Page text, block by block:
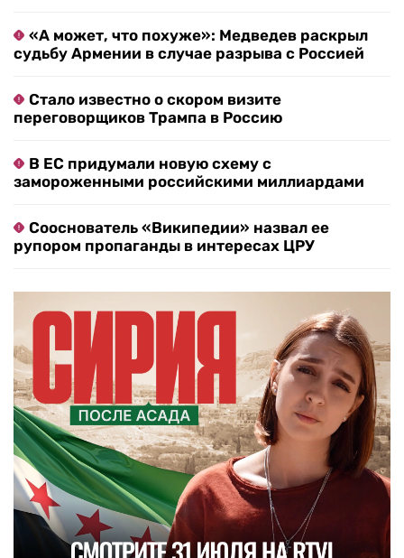
«А может, что похуже»: Медведев раскрыл
судьбу Армении в случае разрыва с Россией
Стало известно о скором визите
переговорщиков Трампа в Россию
В ЕС придумали новую схему с
замороженными российскими миллиардами
Сооснователь «Википедии» назвал ее
рупором пропаганды в интересах ЦРУ